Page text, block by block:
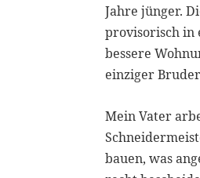
Jahre jünger.
provisorisch in
bessere
einziger
Mein Vater
bauen, was